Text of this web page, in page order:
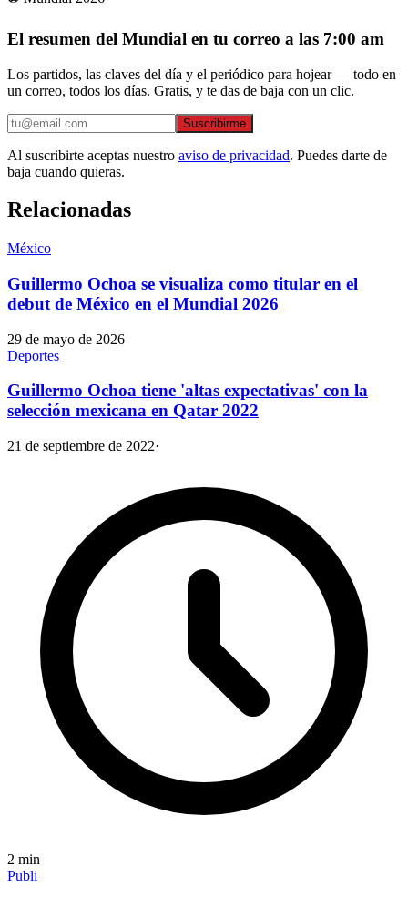
El resumen del Mundial en tu correo a las 7:00 am
Los partidos, las claves del día y el periódico para hojear — todo en
un correo, todos los días. Gratis, y te das de baja con un clic.
Suscribirme
Al suscribirte aceptas nuestro aviso de privacidad. Puedes darte de
baja cuando quieras.
Relacionadas
México
Guillermo Ochoa se visualiza como titular en el
debut de México en el Mundial 2026
29 de mayo de 2026
Deportes
Guillermo Ochoa tiene 'altas expectativas' con la
selección mexicana en Qatar 2022
21 de septiembre de 2022·
2 min
Publi